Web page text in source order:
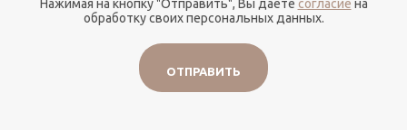
Нажимая на кнопку "Отправить", Вы даете согласие на
обработку своих персональных данных.
ОТПРАВИТЬ